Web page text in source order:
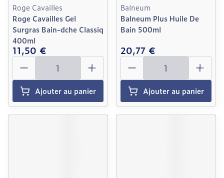
Roge Cavailles
Roge Cavailles Gel
Surgras Bain-dche Classiq
400ml
11,50 €
Quantité
Ajouter au panier
Balneum
Balneum Plus Huile De
Bain 500ml
20,77 €
Quantité
Ajouter au panier